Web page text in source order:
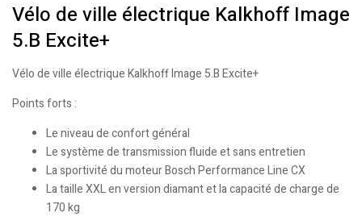
Vélo de ville électrique Kalkhoff Image
5.B Excite+
Vélo de ville électrique Kalkhoff Image 5.B Excite+
Points forts :
Le niveau de confort général
Le système de transmission fluide et sans entretien
La sportivité du moteur Bosch Performance Line CX
La taille XXL en version diamant et la capacité de charge de
170 kg